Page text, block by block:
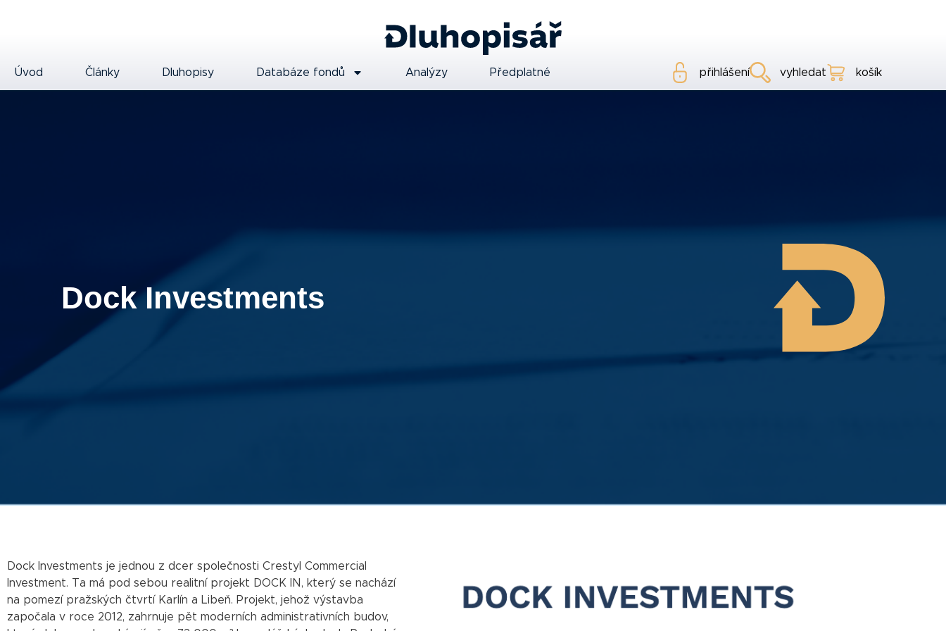
Úvod Články Dluhopisy Databáze fondů Analýzy Předplatné přihlášení vyhledat košík
Dock Investments
Dock Investments je jednou z dcer společnosti Crestyl Commercial
Investment. Ta má pod sebou realitní projekt DOCK IN, který se nachází
na pomezí pražských čtvrtí Karlín a Libeň. Projekt, jehož výstavba
započala v roce 2012, zahrnuje pět moderních administrativních budov,